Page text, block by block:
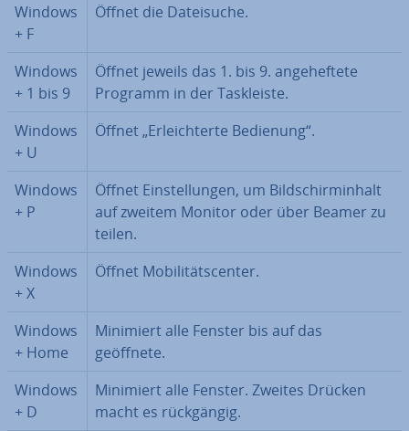
Windows
+ F
Öffnet die Da­tei­suche.
Windows
+ 1 bis 9
Öffnet jeweils das 1. bis 9. an­ge­hef­te­te
Programm in der Task­leis­te.
Windows
+ U
Öffnet „Er­leich­ter­te Bedienung“.
Windows
+ P
Öffnet Ein­stel­lun­gen, um Bild­schirm­in­halt
auf zweitem Monitor oder über Beamer zu
teilen.
Windows
+ X
Öffnet Mo­bi­li­täts­cen­ter.
Windows
+ Home
Minimiert alle Fenster bis auf das
geöffnete.
Windows
+ D
Minimiert alle Fenster. Zweites Drücken
macht es rück­gän­gig.